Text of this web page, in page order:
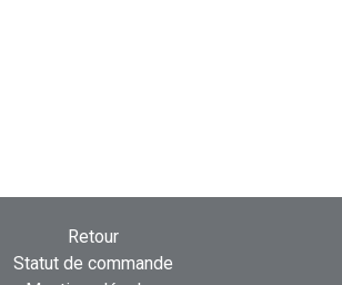
Retour
Statut de commande